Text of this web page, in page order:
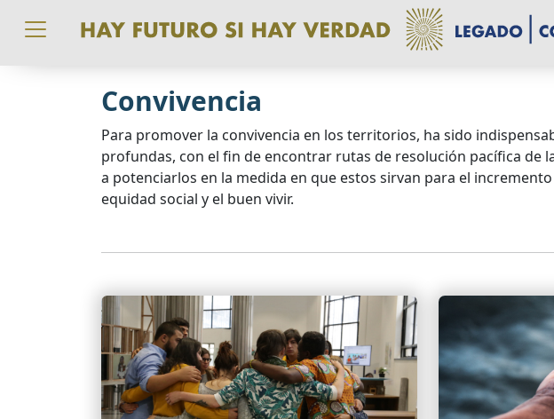
Convivencia
Para promover la convivencia en los territorios, ha sido
profundas, con el fin de encontrar rutas de resolución pacífica de
a potenciarlos en la medida en que estos sirvan para el
equidad social y el buen vivir.